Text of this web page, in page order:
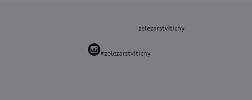
zelezarstvitichy
#zelezarstvitichy